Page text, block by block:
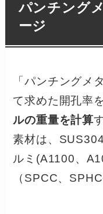
パンチング
ージ
「パンチングメ
て求めた開孔率
ルの重量を計算
素材は、
ルミ(A1100、
（SPCC、